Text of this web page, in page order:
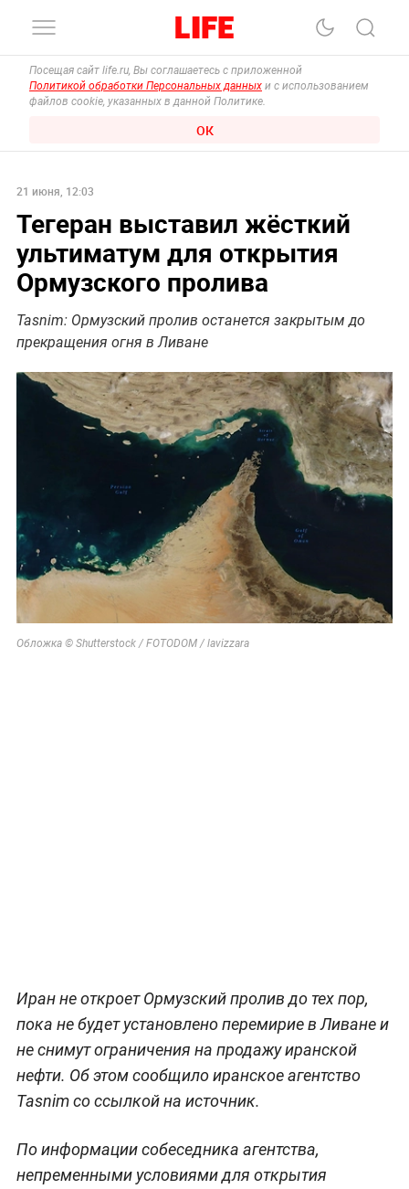
Посещая сайт life.ru, Вы соглашаетесь с приложенной
Политикой обработки Персональных данных и с использованием
файлов cookie, указанных в данной Политике.
ОК
21 июня, 12:03
Тегеран выставил жёсткий
ультиматум для открытия
Ормузского пролива
Tasnim: Ормузский пролив останется закрытым до
прекращения огня в Ливане
Обложка © Shutterstock / FOTODOM / lavizzara
Иран не откроет Ормузский пролив до тех пор,
пока не будет установлено перемирие в Ливане и
не снимут ограничения на продажу иранской
нефти. Об этом сообщило иранское агентство
Tasnim со ссылкой на источник.
По информации собеседника агентства,
непременными условиями для открытия